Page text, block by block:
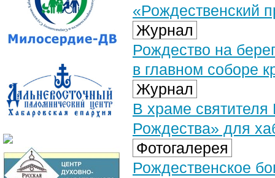
«Рождественский
Журнал
Рождество на
в главном соборе
Журнал
В храме святителя
Рождества» для
Фотогалерея
Рождественское